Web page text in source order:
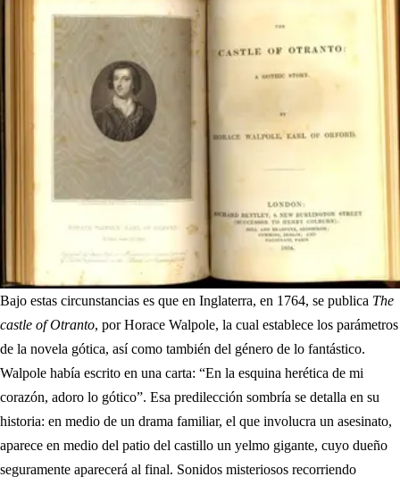
Bajo estas circunstancias es que en Inglaterra, en 1764, se publica The
castle of Otranto, por Horace Walpole, la cual establece los parámetros
de la novela gótica, así como también del género de lo fantástico.
Walpole había escrito en una carta: “En la esquina herética de mi
corazón, adoro lo gótico”. Esa predilección sombría se detalla en su
historia: en medio de un drama familiar, el que involucra un asesinato,
aparece en medio del patio del castillo un yelmo gigante, cuyo dueño
seguramente aparecerá al final. Sonidos misteriosos recorriendo